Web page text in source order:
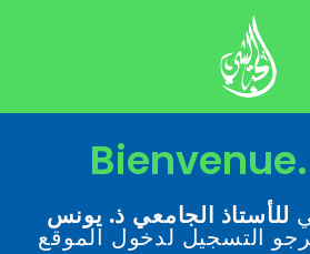
للأستاذ الجامعي ذ. يونس
التسجيل لدخول الموقع